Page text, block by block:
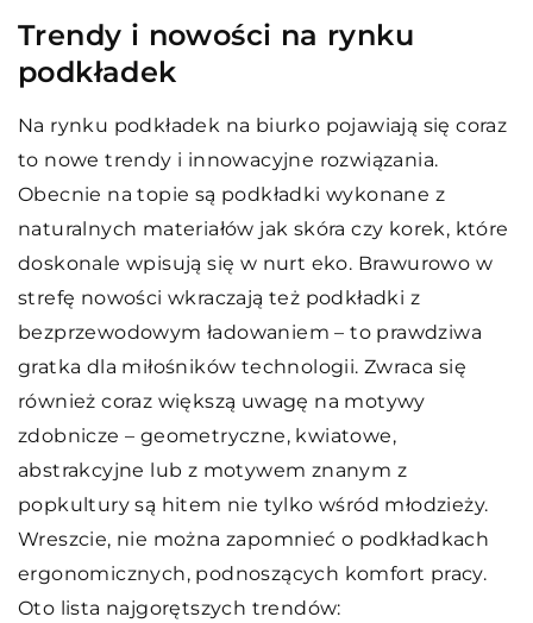
Trendy i nowości na rynku
podkładek
Na rynku podkładek na biurko pojawiają się coraz
to nowe trendy i innowacyjne rozwiązania.
Obecnie na topie są podkładki wykonane z
naturalnych materiałów jak skóra czy korek, które
doskonale wpisują się w nurt eko. Brawurowo w
strefę nowości wkraczają też podkładki z
bezprzewodowym ładowaniem – to prawdziwa
gratka dla miłośników technologii. Zwraca się
również coraz większą uwagę na motywy
zdobnicze – geometryczne, kwiatowe,
abstrakcyjne lub z motywem znanym z
popkultury są hitem nie tylko wśród młodzieży.
Wreszcie, nie można zapomnieć o podkładkach
ergonomicznych, podnoszących komfort pracy.
Oto lista najgorętszych trendów: